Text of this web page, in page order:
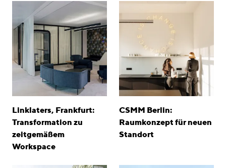
Linklaters, Frankfurt:
Transformation zu
zeitgemäßem
Workspace
CSMM Berlin:
Raumkonzept für neuen
Standort